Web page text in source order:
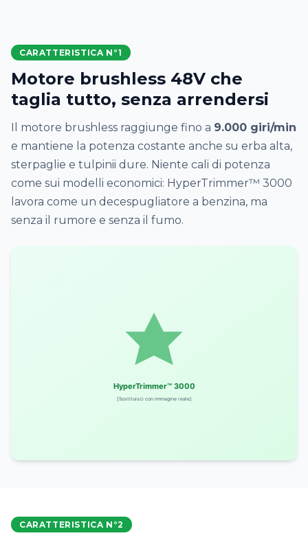
CARATTERISTICA N°1
Motore brushless 48V che
taglia tutto, senza arrendersi
Il motore brushless raggiunge fino a 9.000 giri/min
e mantiene la potenza costante anche su erba alta,
sterpaglie e tulpinii dure. Niente cali di potenza
come sui modelli economici: HyperTrimmer™ 3000
lavora come un decespugliatore a benzina, ma
senza il rumore e senza il fumo.
CARATTERISTICA N°2